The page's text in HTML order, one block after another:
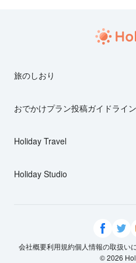
旅のしおり
おでかけプラン投稿ガイドライン
Holiday Travel
Holiday Studio
会社概要利用規約個人情報の取扱い
© 2026